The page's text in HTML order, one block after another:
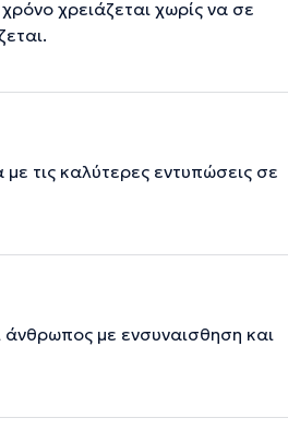
χρειάζεται χωρίς να σε
τις καλύτερες εντυπώσεις σε
άνθρωπος με ενσυναισθηση και